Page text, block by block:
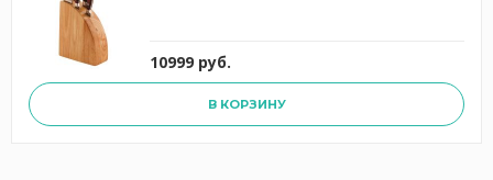
10999 руб.
В КОРЗИНУ